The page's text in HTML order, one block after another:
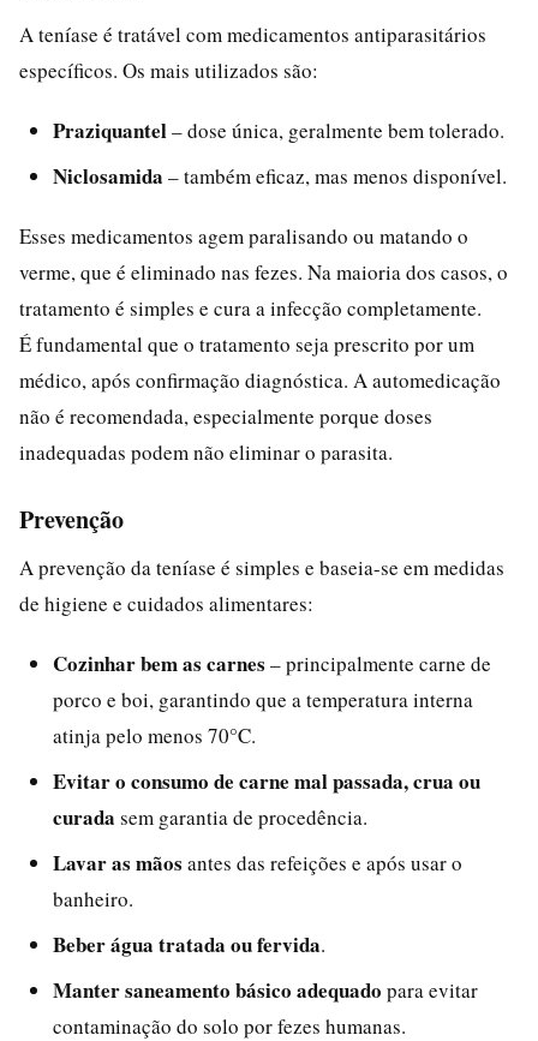
A teníase é tratável com medicamentos antiparasitários
específicos. Os mais utilizados são:
Praziquantel– dose única, geralmente bem tolerado.
Niclosamida – também eficaz, mas menos disponível.
Esses medicamentos agem paralisando ou matando o
verme, que é eliminado nas fezes. Na maioria dos casos, o
tratamento é simples e cura a infecção completamente.
É fundamental que o tratamento seja prescrito por um
médico, após confirmação diagnóstica. A automedicação
não é recomendada, especialmente porque doses
inadequadas podem não eliminar o parasita.
Prevenção
A prevenção da teníase é simples e baseia-se em medidas
de higiene e cuidados alimentares:
Cozinhar bem as carnes – principalmente carne de
porco e boi, garantindo que a temperatura interna
atinja pelo menos 70°C.
Evitar o consumo de carne mal passada, crua ou
curada sem garantia de procedência.
Lavar as mãos antes das refeições e após usar o
banheiro.
Beber água tratada ou fervida.
Manter saneamento básico adequado para evitar
contaminação do solo por fezes humanas.